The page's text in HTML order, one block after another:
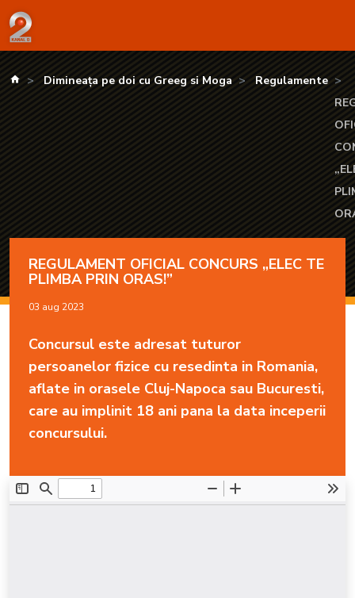
REGULAMENT OFICIAL CONCURS „ELEC TE PLIMBA
kanald.ro
Dimineaţa pe doi cu Greeg si Moga
Regulamente
REGULAMENT OFICIAL CONCURS „ELEC TE
PLIMBA PRIN ORAS!”
03 aug 2023
Concursul este adresat tuturor
persoanelor fizice cu resedinta in Romania,
aflate in orasele Cluj-Napoca sau Bucuresti,
care au implinit 18 ani pana la data inceperii
concursului.